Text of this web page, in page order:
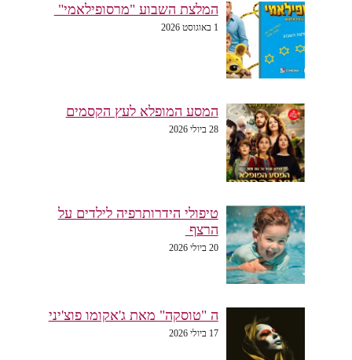
המלצת השבוע "מרסופילאמי"
1 באוגוסט 2026
המסע המופלא לעץ הקסמים
28 ביולי 2026
טיפולי הידרותרפיה לילדים על
הרצף
20 ביולי 2026
ה "טוסקה" מאת ג'אקומו פוצ'יני
17 ביולי 2026